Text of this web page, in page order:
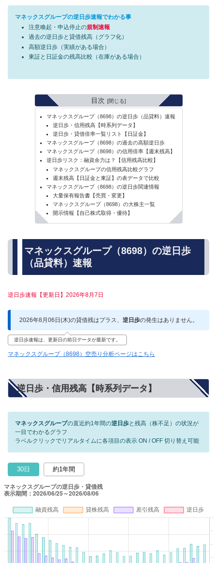
マネックスグループの逆日歩速報でわかる事
注意喚起・申込停止の規制速報
過去の逆日歩と貸借残高（グラフ化）
高額逆日歩（実績がある場合）
東証と日証金の残高比較（在庫がある場合）
目次
マネックスグループ（8698）の逆日歩（品貸料）速報
逆日歩・信用残高【時系列データ】
逆日歩・貸借倍率一覧リスト【日証金】
マネックスグループ（8698）の過去の高額逆日歩
マネックスグループ（8698）の信用倍率【週末残高】
逆日歩リスク：融資余力は？【信用残高比較】
マネックスグループの信用残高比較グラフ
週末残高【日証金と東証】の表データで比較
マネックスグループ（8698）の逆日歩関連情報
大量保有報告書【売買・変更】
マネックスグループ（8698）の大株主一覧
開示情報【自己株式取得・優待】
マネックスグループ（8698）の逆日歩
（品貸料）速報
逆日歩速報【更新日】2026年8月7日
2026年8月06日(木)の貸借残はプラス、 逆日歩の発生はありません。
逆日歩速報は、更新日の前日データが最新です。
マネックスグループ（8698）空売り分析ページはこちら
逆日歩・信用残高【時系列データ】
マネックスグループの直近約1年間の逆日歩と残高（株不足）の状況が
一目でわかるグラフ
ラベルクリックでリアルタイムに各項目の表示 ON / OFF 切り替え可能
30日 約1年間